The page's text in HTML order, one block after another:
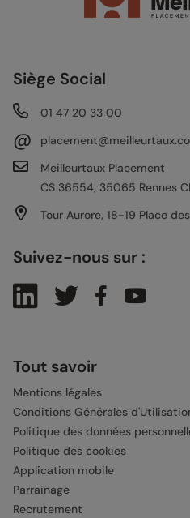
Siège Social
01 47 20 33 00
@
Meilleurtaux Placement
CS 36554, 35065 Rennes
Tour Aurore, 18-19 Place
Suivez-nous sur :
Tout savoir
Mentions légales
Conditions Générales
Politique des données
Politique des cookies
Application mobile
Parrainage
Recrutement